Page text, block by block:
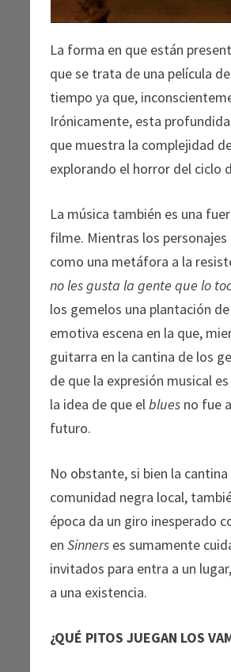
La forma en que están
que se trata de una película
tiempo ya que,
Irónicamente, esta
que muestra la complejidad
explorando el horror del ciclo
La música también es una
filme. Mientras los personajes
como una metáfora a la
no les gusta la gente que lo
los gemelos una plantación
emotiva escena en la que,
guitarra en la cantina de los
de que la expresión musical
la idea de que elblues no fue
futuro.
No obstante, si bien la
comunidad negra local,
época da un giro inesperado
enSinners es sumamente
invitados para entra a un
a una existencia.
¿QUÉ PITOS JUEGAN LOS